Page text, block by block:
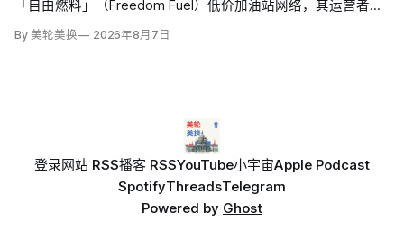
「自由燃料」（Freedom Fuel）低价加油站网络，其运营者在
规。
By 美轮美换 2026年8月7日
登录网站 RSS播客 RSSYouTube小宇宙Apple Podcast
SpotifyThreadsTelegram
Powered by Ghost